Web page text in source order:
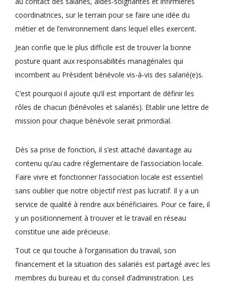
coordinatrices, sur le terrain pour se faire une idée du
métier et de l’environnement dans lequel elles exercent.
Jean confie que le plus difficile est de trouver la bonne
posture quant aux responsabilités managériales qui
incombent au Président bénévole vis-à-vis des salarié(e)s.
C’est pourquoi il ajoute qu’il est important de définir les
rôles de chacun (bénévoles et salariés). Etablir une lettre de
mission pour chaque bénévole serait primordial.
Dès sa prise de fonction, il s’est attaché davantage au
contenu qu’au cadre réglementaire de l’association locale.
Faire vivre et fonctionner l’association locale est essentiel
sans oublier que notre objectif n’est pas lucratif. Il y a un
service de qualité à rendre aux bénéficiaires. Pour ce faire, il
y un positionnement à trouver et le travail en réseau
constitue une aide précieuse.
Tout ce qui touche à l’organisation du travail, son
financement et la situation des salariés est partagé avec les
membres du bureau et du conseil d’administration. Les